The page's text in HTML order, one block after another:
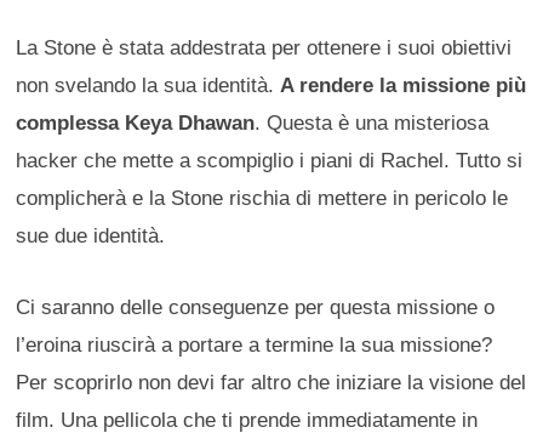
La Stone è stata addestrata per ottenere i suoi obiettivi
non svelando la sua identità. A rendere la missione più
complessa Keya Dhawan. Questa è una misteriosa
hacker che mette a scompiglio i piani di Rachel. Tutto si
complicherà e la Stone rischia di mettere in pericolo le
sue due identità.
Ci saranno delle conseguenze per questa missione o
l’eroina riuscirà a portare a termine la sua missione?
Per scoprirlo non devi far altro che iniziare la visione del
film. Una pellicola che ti prende immediatamente in